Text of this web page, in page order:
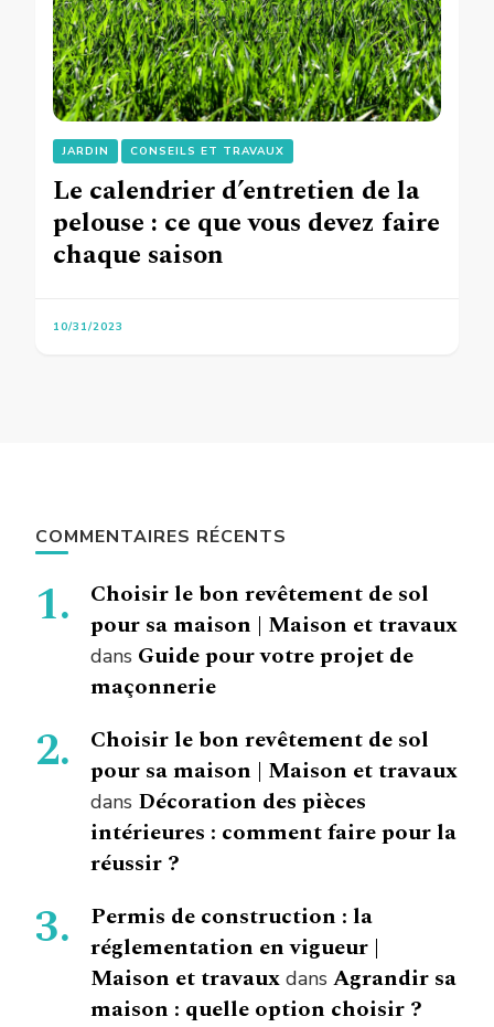
JARDIN CONSEILS ET TRAVAUX
Le calendrier d’entretien de la
pelouse : ce que vous devez faire
chaque saison
10/31/2023
COMMENTAIRES RÉCENTS
Choisir le bon revêtement de sol
pour sa maison | Maison et travaux
dans Guide pour votre projet de
maçonnerie
Choisir le bon revêtement de sol
pour sa maison | Maison et travaux
dans Décoration des pièces
intérieures : comment faire pour la
réussir ?
Permis de construction : la
réglementation en vigueur |
Maison et travaux dans Agrandir sa
maison : quelle option choisir ?